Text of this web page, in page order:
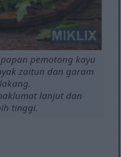
pemotong kayu
zaitun dan garam
lanjut dan
tinggi.